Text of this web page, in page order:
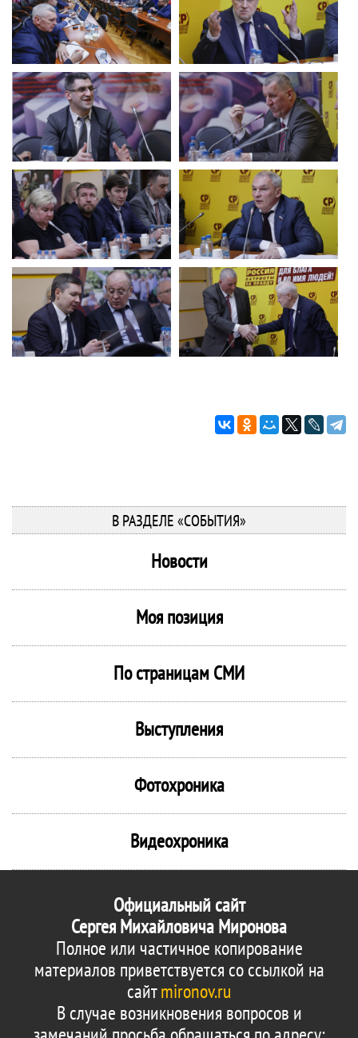
В РАЗДЕЛЕ «СОБЫТИЯ»
Новости
Моя позиция
По страницам СМИ
Выступления
Фотохроника
Видеохроника
Официальный сайт
Сергея Михайловича Миронова
Полное или частичное копирование
материалов приветствуется со ссылкой на
сайтmironov.ru
В случае возникновения вопросов и